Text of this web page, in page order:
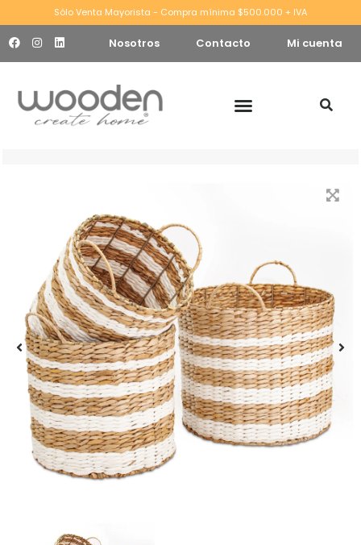
Sólo Venta Mayorista - Compra mínima $500.000 + IVA
Nosotros Contacto Mi cuenta